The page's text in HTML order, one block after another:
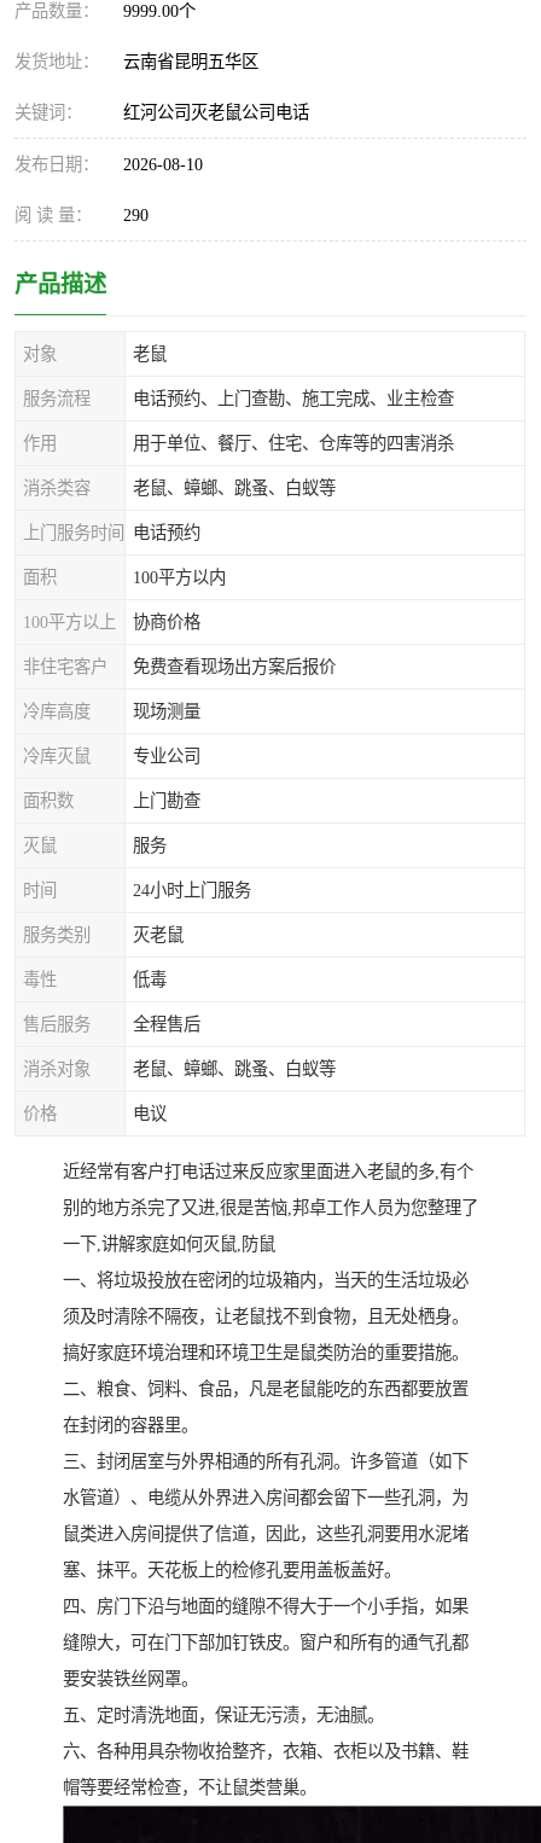
产品数量： 9999.00个
发货地址： 云南省昆明五华区
关键词： 红河公司灭老鼠公司电话
发布日期： 2026-08-10
阅 读 量： 290
产品描述
对象 老鼠
服务流程 电话预约、上门查勘、施工完成、业主检查
作用 用于单位、餐厅、住宅、仓库等的四害消杀
消杀类容 老鼠、蟑螂、跳蚤、白蚁等
上门服务时间 电话预约
面积 100平方以内
100平方以上 协商价格
非住宅客户 免费查看现场出方案后报价
冷库高度 现场测量
冷库灭鼠 专业公司
面积数 上门勘查
灭鼠 服务
时间 24小时上门服务
服务类别 灭老鼠
毒性 低毒
售后服务 全程售后
消杀对象 老鼠、蟑螂、跳蚤、白蚁等
价格 电议
近经常有客户打电话过来反应家里面进入老鼠的多,有个
别的地方杀完了又进,很是苦恼,邦卓工作人员为您整理了
一下,讲解家庭如何灭鼠,防鼠
一、将垃圾投放在密闭的垃圾箱内，当天的生活垃圾必
须及时清除不隔夜，让老鼠找不到食物，且无处栖身。
搞好家庭环境治理和环境卫生是鼠类防治的重要措施。
二、粮食、饲料、食品，凡是老鼠能吃的东西都要放置
在封闭的容器里。
三、封闭居室与外界相通的所有孔洞。许多管道（如下
水管道）、电缆从外界进入房间都会留下一些孔洞，为
鼠类进入房间提供了信道，因此，这些孔洞要用水泥堵
塞、抹平。天花板上的检修孔要用盖板盖好。
四、房门下沿与地面的缝隙不得大于一个小手指，如果
缝隙大，可在门下部加钉铁皮。窗户和所有的通气孔都
要安装铁丝网罩。
五、定时清洗地面，保证无污渍，无油腻。
六、各种用具杂物收拾整齐，衣箱、衣柜以及书籍、鞋
帽等要经常检查，不让鼠类营巢。